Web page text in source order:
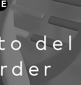
del